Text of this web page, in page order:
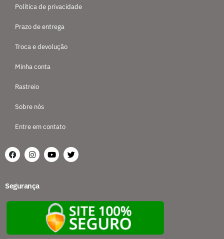
Política de privacidade
Prazo de entrega
Troca e devolução
Minha conta
Rastreio
Sobre nós
Entre em contato
Segurança